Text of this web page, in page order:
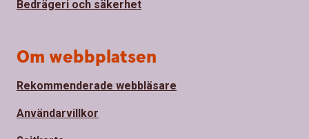
Bedrägeri och säkerhet
Om webbplatsen
Rekommenderade webbläsare
Användarvillkor